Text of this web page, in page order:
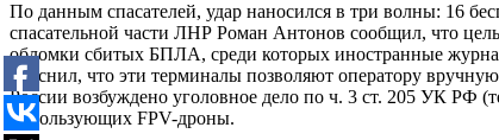
По данным спасателей, удар наносился в три волны: 16
спасательной части ЛНР Роман Антонов сообщил, что
обломки сбитых БПЛА, среди которых иностранные
пояснил, что эти терминалы позволяют оператору
России возбуждено уголовное дело по ч. 3 ст. 205 УК РФ
использующих FPV-дроны.